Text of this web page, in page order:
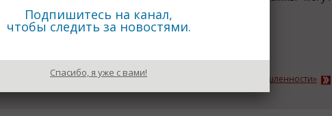
Назад к рубрике «Новости промышленности»
Подпишитесь на канал,
чтобы следить за новостями.
Спасибо, я уже с вами!